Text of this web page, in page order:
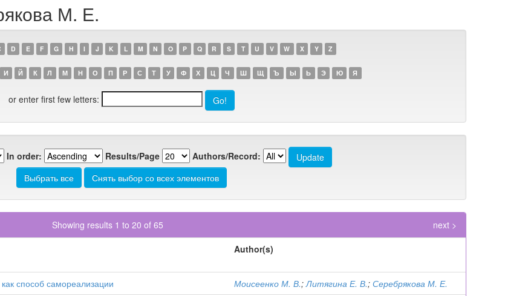
М. Е.
D E F G H I J K L M N O P Q R S T U V W X Y Z
И Й К Л М Н О П Р С Т У Ф Х Ц Ч Ш Щ Ъ Ы Ь Э Ю Я
or enter first few letters:
In order: Results/Page Authors/Record:
Showing results 1 to 20 of 65
next >
Author(s)
способ самореализации Моисеенко М. В.;Литягина Е. В.; Серебрякова М. Е.